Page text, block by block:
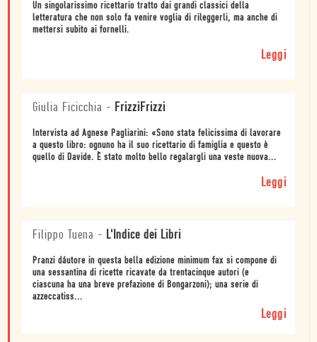
Un singolarissimo ricettario tratto dai grandi classici della
letteratura che non solo fa venire voglia di rileggerli, ma anche di
mettersi subito ai fornelli.
Leggi
Giulia Ficicchia - FrizziFrizzi
Intervista ad Agnese Pagliarini: «Sono stata felicissima di lavorare
a questo libro: ognuno ha il suo ricettario di famiglia e questo è
quello di Davide. È stato molto bello regalargli una veste nuova...
Leggi
Filippo Tuena - L'Indice dei Libri
Pranzi dáutore in questa bella edizione minimum fax si compone di
una sessantina di ricette ricavate da trentacinque autori (e
ciascuna ha una breve prefazione di Bongarzoni); una serie di
azzeccatiss...
Leggi